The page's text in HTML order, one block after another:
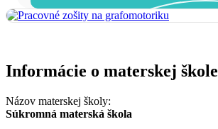
Informácie o materskej škole
Názov materskej školy:
Súkromná materská škola